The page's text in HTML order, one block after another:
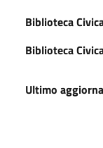
Biblioteca
Biblioteca
Ultimo